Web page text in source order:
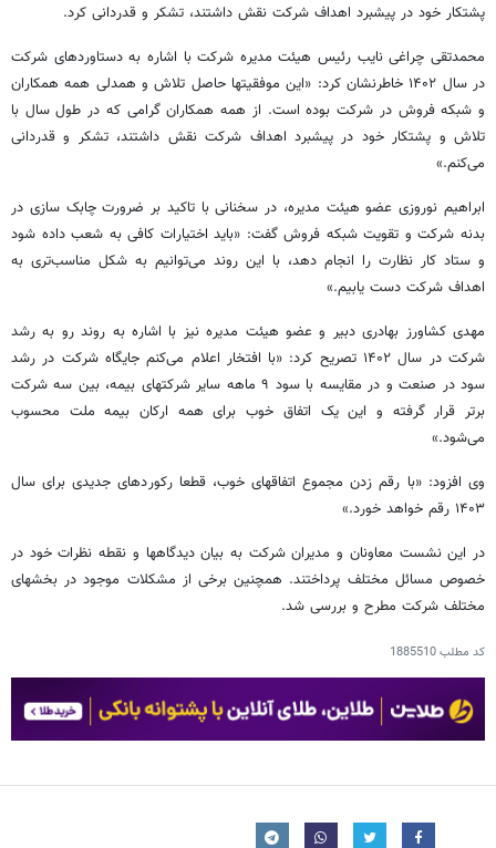
پشتکار خود در پیشبرد اهداف شرکت نقش داشتند، تشکر و قدردانی کرد.
محمدتقی چراغی نایب رئیس هیئت مدیره شرکت با اشاره به دستاوردهای شرکت
در سال ۱۴۰۲ خاطرنشان کرد: «این موفقیتها حاصل تلاش و همدلی همه همکاران
و شبکه فروش در شرکت بوده است. از همه همکاران گرامی که در طول سال با
تلاش و پشتکار خود در پیشبرد اهداف شرکت نقش داشتند، تشکر و قدردانی
می‌کنم.»
ابراهیم نوروزی عضو هیئت مدیره، در سخنانی با تاکید بر ضرورت چابک سازی در
بدنه شرکت و تقویت شبکه فروش گفت: «باید اختیارات کافی به شعب داده شود
و ستاد کار نظارت را انجام دهد، با این روند می‌توانیم به شکل مناسب‌تری به
اهداف شرکت دست یابیم.»
مهدی کشاورز بهادری دبیر و عضو هیئت مدیره نیز با اشاره به روند رو به رشد
شرکت در سال ۱۴۰۲ تصریح کرد: «با افتخار اعلام می‌کنم جایگاه شرکت در رشد
سود در صنعت و در مقایسه با سود ۹ ماهه سایر شرکتهای بیمه، بین سه شرکت
برتر قرار گرفته و این یک اتفاق خوب برای همه ارکان بیمه ملت محسوب
می‌شود.»
وی افزود: «با رقم زدن مجموع اتفاقهای خوب، قطعا رکوردهای جدیدی برای سال
۱۴۰۳ رقم خواهد خورد.»
در این نشست معاونان و مدیران شرکت به بیان دیدگاهها و نقطه نظرات خود در
خصوص مسائل مختلف پرداختند. همچنین برخی از مشکلات موجود در بخشهای
مختلف شرکت مطرح و بررسی شد.
کد مطلب1885510